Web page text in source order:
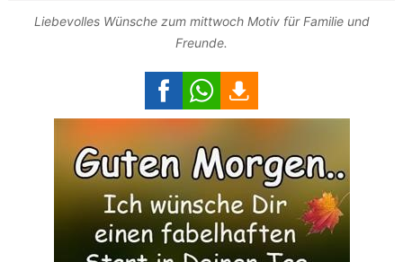
Liebevolles Wünsche zum mittwoch Motiv für Familie und
Freunde.